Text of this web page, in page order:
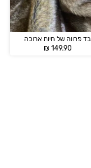
בד פרווה של חיות ארוכה
₪ 149.90